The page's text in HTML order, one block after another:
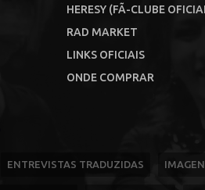
HERESY (FÃ-CLUBE
RAD MARKET
LINKS OFICIAIS
ONDE COMPRAR
ENTREVISTAS TRADUZIDAS